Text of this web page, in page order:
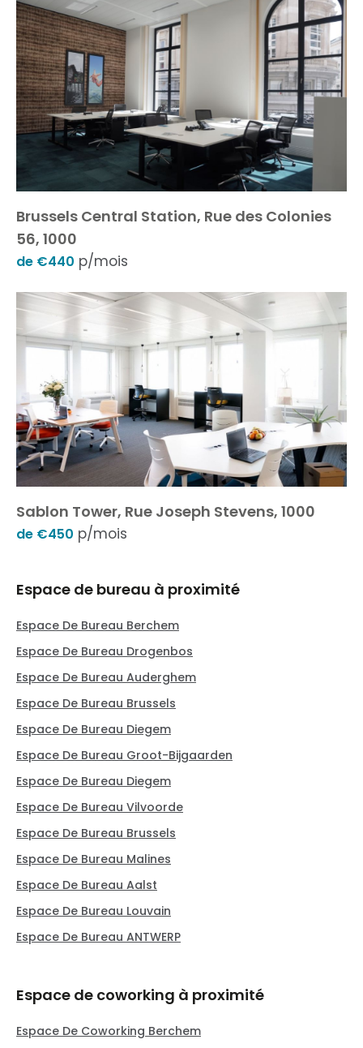
Brussels Central Station, Rue des Colonies
56, 1000
de €440 p/mois
Sablon Tower, Rue Joseph Stevens, 1000
de €450 p/mois
Espace de bureau à proximité
Espace De Bureau Berchem
Espace De Bureau Drogenbos
Espace De Bureau Auderghem
Espace De Bureau Brussels
Espace De Bureau Diegem
Espace De Bureau Groot-Bijgaarden
Espace De Bureau Diegem
Espace De Bureau Vilvoorde
Espace De Bureau Brussels
Espace De Bureau Malines
Espace De Bureau Aalst
Espace De Bureau Louvain
Espace De Bureau ANTWERP
Espace de coworking à proximité
Espace De Coworking Berchem